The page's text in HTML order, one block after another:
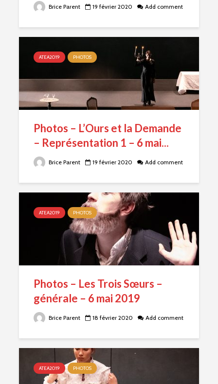
Brice Parent 19 février 2020 Add comment
ATEA2019 PHOTOS
Photos – L’Ours et la Demande
– Représentation 1 – 6 mai...
Brice Parent 19 février 2020 Add comment
ATEA2019 PHOTOS
Photos – Les Trois Sœurs –
générale – 6 mai 2019
Brice Parent 18 février 2020 Add comment
ATEA2019 PHOTOS